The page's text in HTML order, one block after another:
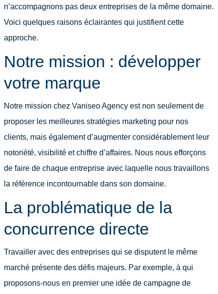
n’accompagnons pas deux entreprises de la même domaine.
Voici quelques raisons éclairantes qui justifient cette
approche.
Notre mission : développer
votre marque
Notre mission chez Vaniseo Agency est non seulement de
proposer les meilleures stratégies marketing pour nos
clients, mais également d’augmenter considérablement leur
notoriété, visibilité et chiffre d’affaires. Nous nous efforçons
de faire de chaque entreprise avec laquelle nous travaillons
la référence incontournable dans son domaine.
La problématique de la
concurrence directe
Travailler avec des entreprises qui se disputent le même
marché présente des défis majeurs. Par exemple, à qui
proposons-nous en premier une idée de campagne de